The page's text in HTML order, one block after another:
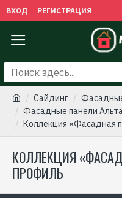
ВХОД РЕГИСТРАЦИЯ
Сайдинг
Фасадные панели
Коллекция «Фасадная
КОЛЛЕКЦИЯ
ПРОФИЛЬ